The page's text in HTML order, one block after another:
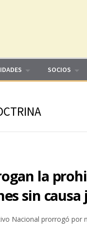
SOCIOS
la
sin causa
Nacional prorrogó por